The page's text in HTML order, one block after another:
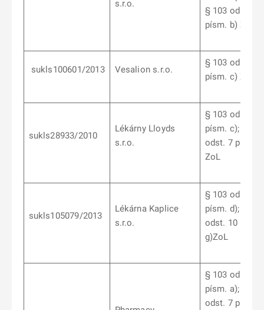
s.r.o.
§ 103 odst. 7
písm. b) ZoL
sukls100601/2013 Vesalion s.r.o.
§ 103 odst. 6
písm. c) ZoL
sukls28933/2010
Lékárny Lloyds
s.r.o.
§ 103 odst. 9
písm. c); § 103
odst. 7 písm.
ZoL
sukls105079/2013
Lékárna Kaplice
s.r.o.
§ 103 odst. 10
písm. d); § 103
odst. 10 písm.
g)ZoL
§ 103 odst. 1
písm. a); § 103
odst. 7 písm.